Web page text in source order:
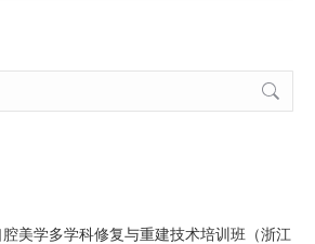
美学多学科修复与重建技术培训班（浙江